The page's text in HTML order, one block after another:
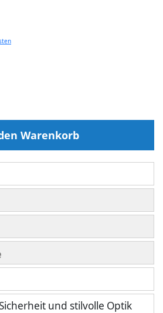
Warenkorb
und stilvolle Optik